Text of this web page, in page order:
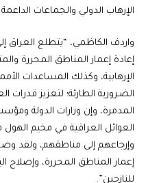
الإرهاب الدولي والجماعات الداعمة
واردف الكاظمي، “يتطلع العراق
إعادة إعمار المناطق المحررة
الإرهابية، وكذلك المساعدات
الضـرورية الطارئة؛ لتعزيز قدرات
المدمرة، وإن وزارات الدولة
العوائل العراقية في مخيم الهول
وإرجاعهم إلى مناطقهم، ولقد
إعمار المناطق المحررة، وإصلاح
للنازحين”.